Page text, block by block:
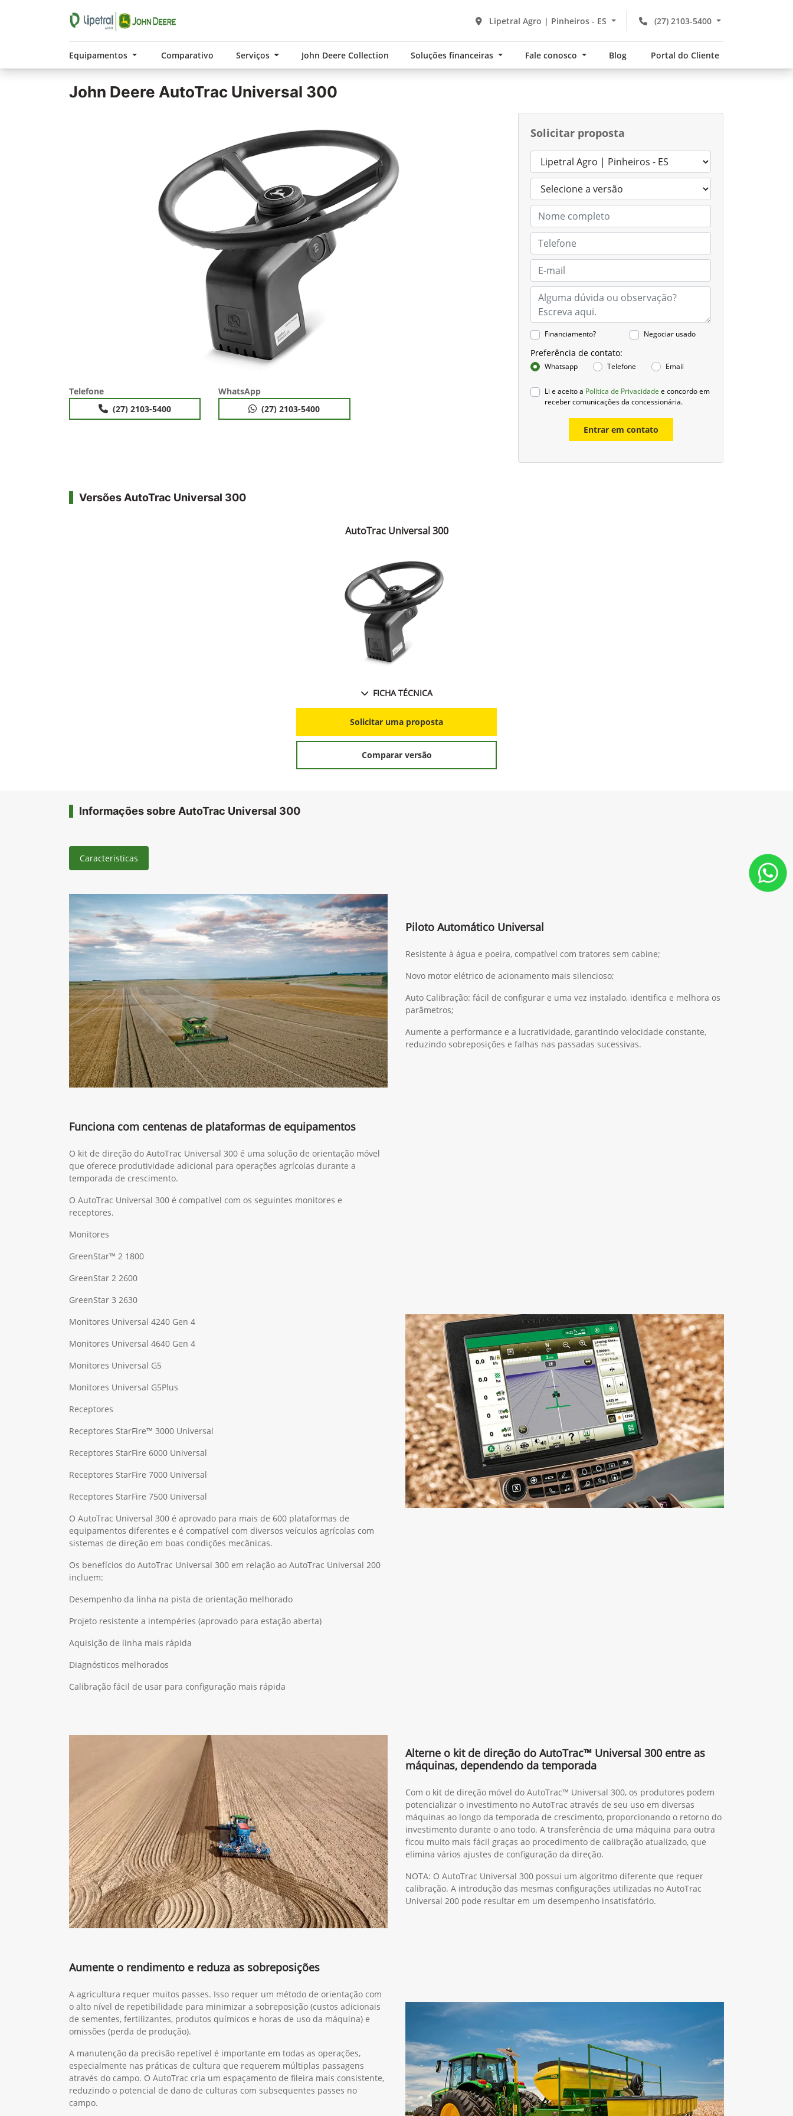
(27) 2103-5400
Lipetral Agro | Pinheiros - ES
Equipamentos Comparativo Serviços John Deere Collection Soluções financeiras Fale conosco Blog Portal do Cliente
John Deere AutoTrac Universal 300
Solicitar proposta
Financiamento? Negociar usado
Preferência de contato:
Whatsapp Telefone Email
Li e aceito a Política de Privacidade e concordo em
receber comunicações da concessionária.
Entrar em contato
Telefone
(27) 2103-5400
WhatsApp
(27) 2103-5400
Versões AutoTrac Universal 300
AutoTrac Universal 300
FICHA TÉCNICA
Solicitar uma proposta
Comparar versão
Informações sobre AutoTrac Universal 300
Caracteristicas
Piloto Automático Universal
Resistente à água e poeira, compatível com tratores sem cabine;
Novo motor elétrico de acionamento mais silencioso;
Auto Calibração: fácil de configurar e uma vez instalado, identifica e melhora os
parâmetros;
Aumente a performance e a lucratividade, garantindo velocidade constante,
reduzindo sobreposições e falhas nas passadas sucessivas.
Funciona com centenas de plataformas de equipamentos
O kit de direção do AutoTrac Universal 300 é uma solução de orientação móvel
que oferece produtividade adicional para operações agrícolas durante a
temporada de crescimento.
O AutoTrac Universal 300 é compatível com os seguintes monitores e
receptores.
Monitores
GreenStar™ 2 1800
GreenStar 2 2600
GreenStar 3 2630
Monitores Universal 4240 Gen 4
Monitores Universal 4640 Gen 4
Monitores Universal G5
Monitores Universal G5Plus
Receptores
Receptores StarFire™ 3000 Universal
Receptores StarFire 6000 Universal
Receptores StarFire 7000 Universal
Receptores StarFire 7500 Universal
O AutoTrac Universal 300 é aprovado para mais de 600 plataformas de
equipamentos diferentes e é compatível com diversos veículos agrícolas com
sistemas de direção em boas condições mecânicas.
Os benefícios do AutoTrac Universal 300 em relação ao AutoTrac Universal 200
incluem:
Desempenho da linha na pista de orientação melhorado
Projeto resistente a intempéries (aprovado para estação aberta)
Aquisição de linha mais rápida
Diagnósticos melhorados
Calibração fácil de usar para configuração mais rápida
Alterne o kit de direção do AutoTrac™ Universal 300 entre as
máquinas, dependendo da temporada
Com o kit de direção móvel do AutoTrac™ Universal 300, os produtores podem
potencializar o investimento no AutoTrac através de seu uso em diversas
máquinas ao longo da temporada de crescimento, proporcionando o retorno do
investimento durante o ano todo. A transferência de uma máquina para outra
ficou muito mais fácil graças ao procedimento de calibração atualizado, que
elimina vários ajustes de configuração da direção.
NOTA: O AutoTrac Universal 300 possui um algoritmo diferente que requer
calibração. A introdução das mesmas configurações utilizadas no AutoTrac
Universal 200 pode resultar em um desempenho insatisfatório.
Aumente o rendimento e reduza as sobreposições
A agricultura requer muitos passes. Isso requer um método de orientação com
o alto nível de repetibilidade para minimizar a sobreposição (custos adicionais
de sementes, fertilizantes, produtos químicos e horas de uso da máquina) e
omissões (perda de produção).
A manutenção da precisão repetível é importante em todas as operações,
especialmente nas práticas de cultura que requerem múltiplas passagens
através do campo. O AutoTrac cria um espaçamento de fileira mais consistente,
reduzindo o potencial de dano de culturas com subsequentes passes no
campo.